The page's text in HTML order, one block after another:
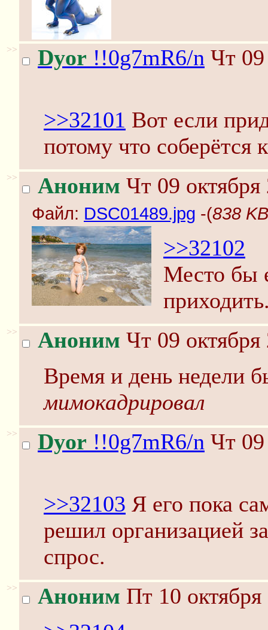
>> Dyor !!0g7mR6/n Чт
>>32101 Вот если
потому что соберётся
>> Аноним Чт 09
Файл: DSC01489.jpg -(838
>>32102
Место бы
>> Аноним Чт 09
Время и день недели
мимокадрировал
>> Dyor !!0g7mR6/n Чт
>>32103 Я его пока
решил организацией
спрос.
>> Аноним Пт 10